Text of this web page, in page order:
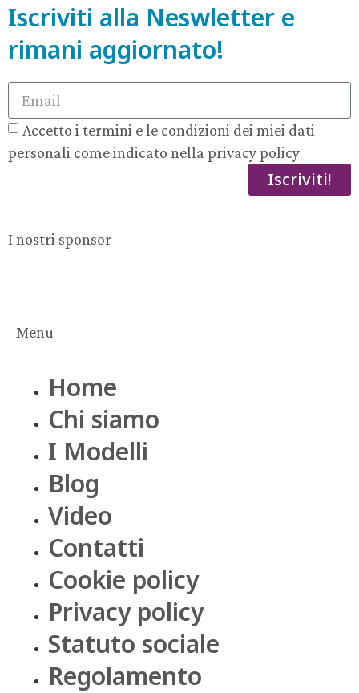
Menu
Home
Chi siamo
I Modelli
Blog
Video
Contatti
Cookie policy
Privacy policy
Statuto sociale
Regolamento
Iscriviti alla Neswletter e
rimani aggiornato!
Accetto i termini e le condizioni dei miei dati
personali come indicato nella privacy policy
Iscriviti!
I nostri sponsor